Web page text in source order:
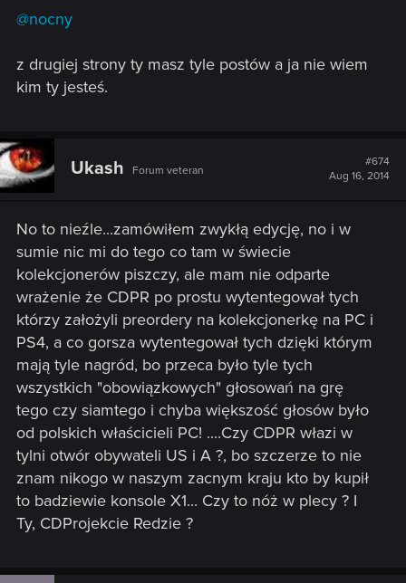
@nocny
z drugiej strony ty masz tyle postów a ja nie wiem
kim ty jesteś.
Ukash Forum veteran
#674
Aug 16, 2014
No to nieźle...zamówiłem zwykłą edycję, no i w
sumie nic mi do tego co tam w świecie
kolekcjonerów piszczy, ale mam nie odparte
wrażenie że CDPR po prostu wytentegował tych
którzy założyli preordery na kolekcjonerkę na PC i
PS4, a co gorsza wytentegował tych dzięki którym
mają tyle nagród, bo przeca było tyle tych
wszystkich "obowiązkowych" głosowań na grę
tego czy siamtego i chyba większość głosów było
od polskich właścicieli PC! ....Czy CDPR włazi w
tylni otwór obywateli US i A ?, bo szczerze to nie
znam nikogo w naszym zacnym kraju kto by kupił
to badziewie konsole X1... Czy to nóż w plecy ? I
Ty, CDProjekcie Redzie ?